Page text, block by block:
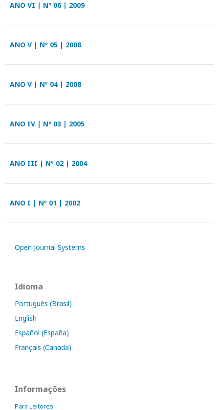
ANO VI | Nº 06 | 2009
ANO V | Nº 05 | 2008
ANO V | Nº 04 | 2008
ANO IV | Nº 03 | 2005
ANO III | Nº 02 | 2004
ANO I | Nº 01 | 2002
Open Journal Systems
Idioma
Português (Brasil)
English
Español (España)
Français (Canada)
Informações
Para Leitores